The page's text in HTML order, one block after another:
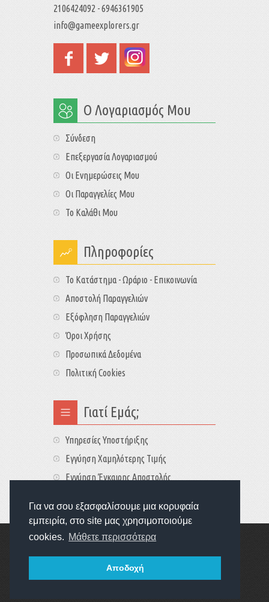
Για να σου εξασφαλίσουμε μια κορυφαία
εμπειρία, στο site μας χρησιμοποιούμε
cookies. Μάθετε περισσότερα
Αποδοχή
2106424092 - 6946361905
info@gameexplorers.gr
Ο Λογαριασμός Μου
Σύνδεση
Επεξεργασία Λογαριασμού
Οι Ενημερώσεις Μου
Οι Παραγγελίες Μου
Το Καλάθι Μου
Πληροφορίες
Το Κατάστημα - Ωράριο - Επικοινωνία
Αποστολή Παραγγελιών
Εξόφληση Παραγγελιών
Όροι Χρήσης
Προσωπικά Δεδομένα
Πολιτική Cookies
Γιατί Εμάς;
Υπηρεσίες Υποστήριξης
Εγγύηση Χαμηλότερης Τιμής
Εγγύηση Έγκαιρης Αποστολής
Copyright © 2022GameExplorers
Οι τιμές περιλαμβάνουν ΦΠΑ 24%